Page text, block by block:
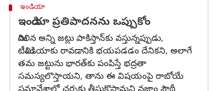
ఇండియా
ఇండియా ప్రతిపాదనను ఒప్పుకోం
మిగిలిన అన్ని జట్లు పాకిస్తాన్‌కు వస్తున్నప్పుడు,
టీమిండియాకు రావడానికి భయపడడం దేనికని, అలాగే
తమ జట్టును భారత్‌కు పంపిస్తే భద్రతా
సమస్యలొస్తాయని, తాను ఈ విషయంపై రాబోయే